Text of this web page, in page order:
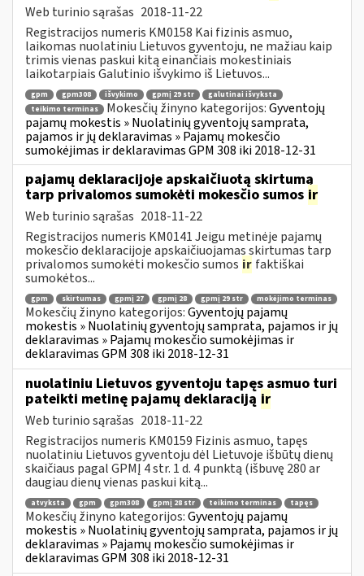
Web turinio sąrašas 2018-11-22
Registracijos numeris KM0158 Kai fizinis asmuo,
laikomas nuolatiniu Lietuvos gyventoju, ne mažiau kaip
trimis vienas paskui kitą einančiais mokestiniais
laikotarpiais Galutinio išvykimo iš Lietuvos...
gpm gpm308 išvykimo gpmį 29 str
galutinai išvyksta
teikimo terminas
Mokesčių žinyno kategorijos:Gyventojų
pajamų mokestis » Nuolatinių gyventojų samprata,
pajamos ir jų deklaravimas » Pajamų mokesčio
sumokėjimas ir deklaravimas GPM 308 iki 2018-12-31
pajamų deklaracijoje apskaičiuotą skirtumą
tarp privalomos sumokėti mokesčio sumos ir
Web turinio sąrašas 2018-11-22
Registracijos numeris KM0141 Jeigu metinėje pajamų
mokesčio deklaracijoje apskaičiuojamas skirtumas tarp
privalomos sumokėti mokesčio sumos ir faktiškai
sumokėtos...
gpm skirtumas gpmį 27 gpmį 28 gpmį 29 str mokėjimo terminas
Mokesčių žinyno kategorijos:Gyventojų pajamų
mokestis » Nuolatinių gyventojų samprata, pajamos ir jų
deklaravimas » Pajamų mokesčio sumokėjimas ir
deklaravimas GPM 308 iki 2018-12-31
nuolatiniu Lietuvos gyventoju tapęs asmuo turi
pateikti metinę pajamų deklaraciją ir
Web turinio sąrašas 2018-11-22
Registracijos numeris KM0159 Fizinis asmuo, tapęs
nuolatiniu Lietuvos gyventoju dėl Lietuvoje išbūtų dienų
skaičiaus pagal GPMĮ 4 str. 1 d. 4 punktą (išbuvę 280 ar
daugiau dienų vienas paskui kitą...
atvyksta gpm gpm308 gpmį 28 str teikimo terminas tapęs
Mokesčių žinyno kategorijos:Gyventojų pajamų
mokestis » Nuolatinių gyventojų samprata, pajamos ir jų
deklaravimas » Pajamų mokesčio sumokėjimas ir
deklaravimas GPM 308 iki 2018-12-31